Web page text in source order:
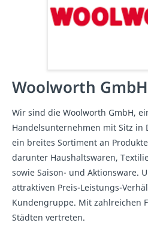
Woolworth GmbH
Wir sind die Woolworth GmbH,
Handelsunternehmen mit Sitz in
ein breites Sortiment an
darunter Haushaltswaren,
sowie Saison- und Aktionsware.
attraktiven Preis-Leistungs-
Kundengruppe. Mit zahlreichen
Städten vertreten.